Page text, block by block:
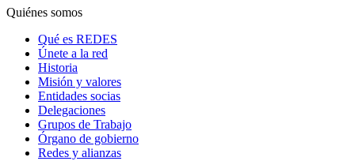
Quiénes somos
Qué es REDES
Únete a la red
Historia
Misión y valores
Entidades socias
Delegaciones
Grupos de Trabajo
Órgano de gobierno
Redes y alianzas